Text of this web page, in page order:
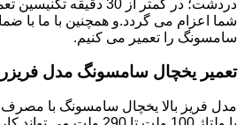
دردشت؛ در کمتر از 30
شما اعزام می گردد.و همچنین با ما با
سامسونگ را تعمیر می کنیم.
تعمیر یخچال سامسونگ مدل فریزر
مدل فریز بالا یخچال سامسونگ با